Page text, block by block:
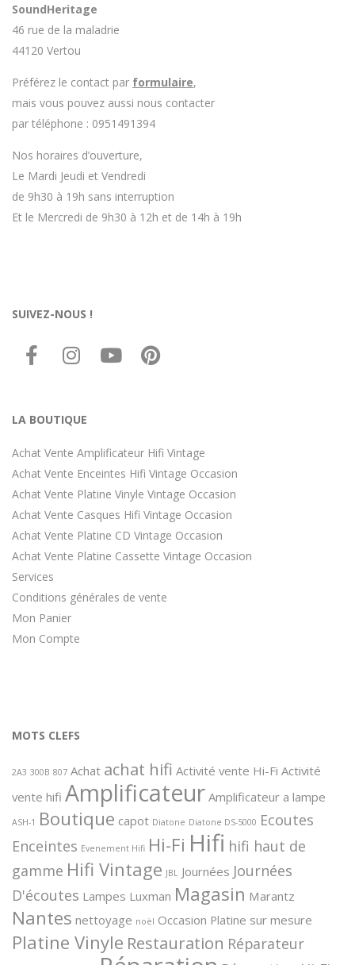
SoundHeritage
46 rue de la maladrie
44120 Vertou
Préférez le contact par formulaire,
mais vous pouvez aussi nous contacter
par téléphone : 0951491394
Nos horaires d’ouverture,
Le Mardi Jeudi et Vendredi
de 9h30 à 19h sans interruption
Et le Mercredi de 9h30 à 12h et de 14h à 19h
SUIVEZ-NOUS !
LA BOUTIQUE
Achat Vente Amplificateur Hifi Vintage
Achat Vente Enceintes Hifi Vintage Occasion
Achat Vente Platine Vinyle Vintage Occasion
Achat Vente Casques Hifi Vintage Occasion
Achat Vente Platine CD Vintage Occasion
Achat Vente Platine Cassette Vintage Occasion
Services
Conditions générales de vente
Mon Panier
Mon Compte
MOTS CLEFS
2A3 300B 807 Achat achat hifi Activité vente Hi-Fi Activité
vente hifi Amplificateur Amplificateur a lampe
ASH-1 Boutique capot Diatone Diatone DS-5000 Ecoutes
Enceintes Evenement Hifi Hi-Fi Hifi hifi haut de
gamme Hifi Vintage JBL Journées Journées
D'écoutes Lampes Luxman Magasin Marantz
Nantes nettoyage noël Occasion Platine sur mesure
Platine Vinyle Restauration Réparateur